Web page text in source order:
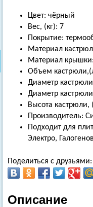
Цвет: чёрный
Вес, (кг): 7
Покрытие:
Материал
Материал крышки:
Объем
Диаметр
Диаметр
Высота кастрюли,
Производитель:
Подходит для
Электро,
Поделиться с друзьями:
Описание